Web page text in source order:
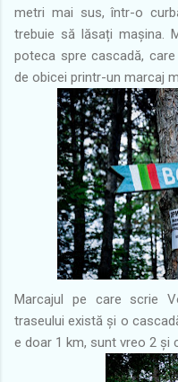
metri mai sus, într-o
trebuie să lăsați mașina.
poteca spre cascadă,
de obicei printr-un marcaj
Marcajul pe care scrie
traseului există și o
e doar 1 km, sunt vreo 2 și